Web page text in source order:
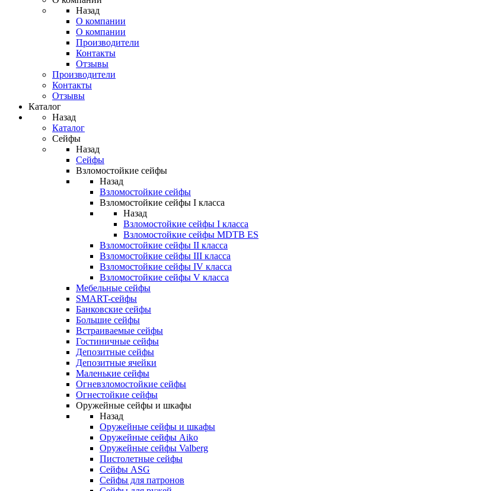
Назад
О компании
О компании
Производители
Контакты
Отзывы
Производители
Контакты
Отзывы
Каталог
Назад
Каталог
Сейфы
Назад
Сейфы
Взломостойкие сейфы
Назад
Взломостойкие сейфы
Взломостойкие сейфы I класса
Назад
Взломостойкие сейфы I класса
Взломостойкие сейфы MDTB ES
Взломостойкие сейфы II класса
Взломостойкие сейфы III класса
Взломостойкие сейфы IV класса
Взломостойкие сейфы V класса
Мебельные сейфы
SMART-сейфы
Банковские сейфы
Большие сейфы
Встраиваемые сейфы
Гостиничные сейфы
Депозитные сейфы
Депозитные ячейки
Маленькие сейфы
Огневзломостойкие сейфы
Огнестойкие сейфы
Оружейные сейфы и шкафы
Назад
Оружейные сейфы и шкафы
Оружейные сейфы Aiko
Оружейные сейфы Valberg
Пистолетные сейфы
Сейфы ASG
Сейфы для патронов